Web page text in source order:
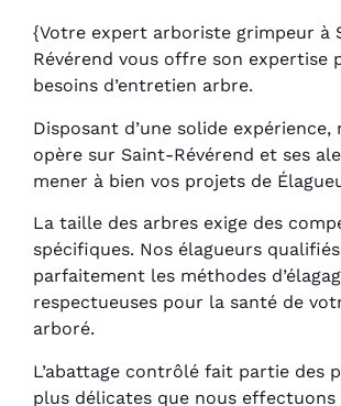
{Votre expert arboriste grimpeur à
Révérend vous offre son expertise
besoins d’entretien arbre.
Disposant d’une solide
opère sur Saint-Révérend et ses
mener à bien vos projets de
La taille des arbres exige des
spécifiques. Nos élagueurs
parfaitement les méthodes
respectueuses pour la santé de
arboré.
L’abattage contrôlé fait partie des
plus délicates que nous effectuons